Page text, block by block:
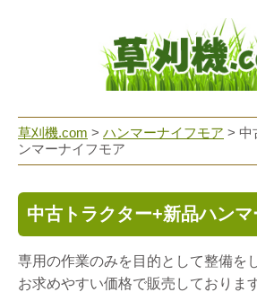
草刈機.com > ハンマーナイフモア > 中
ンマーナイフモア
中古トラクター+新品ハン
専用の作業のみを目的として整備を
お求めやすい価格で販売しております